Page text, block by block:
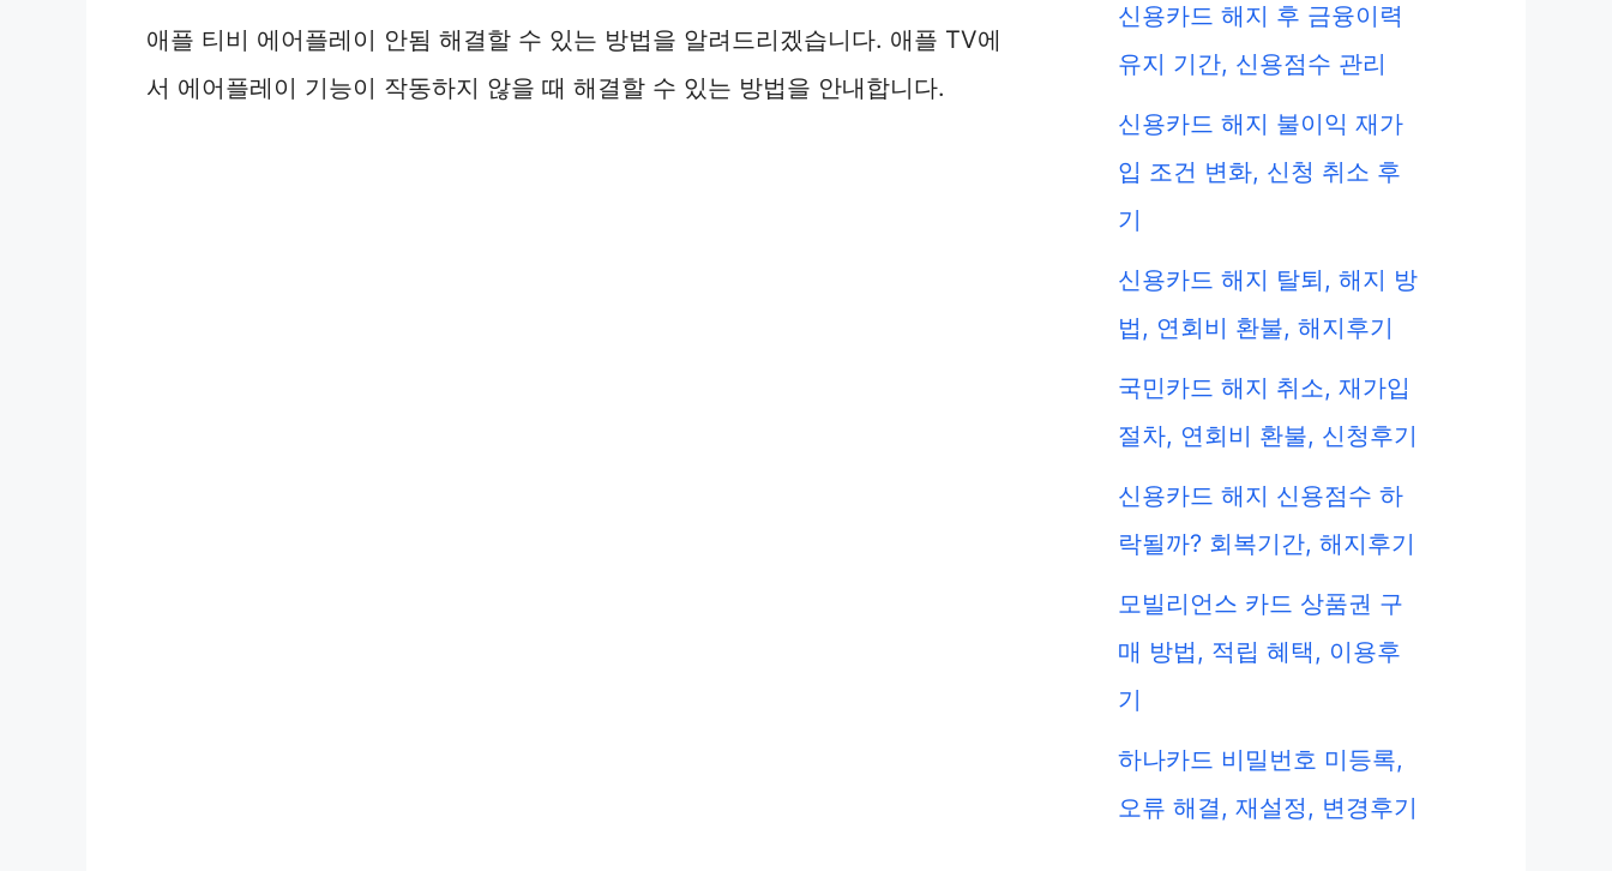
애플 티비 에어플레이 안됨 해결할 수 있는 방법을 알려드리겠습니다. 애플 TV에
서 에어플레이 기능이 작동하지 않을 때 해결할 수 있는 방법을 안내합니다.
신용카드 해지 후 금융이력
유지 기간, 신용점수 관리
신용카드 해지 불이익 재가
입 조건 변화, 신청 취소 후
기
신용카드 해지 탈퇴, 해지 방
법, 연회비 환불, 해지후기
국민카드 해지 취소, 재가입
절차, 연회비 환불, 신청후기
신용카드 해지 신용점수 하
락될까? 회복기간, 해지후기
모빌리언스 카드 상품권 구
매 방법, 적립 혜택, 이용후
기
하나카드 비밀번호 미등록,
오류 해결, 재설정, 변경후기